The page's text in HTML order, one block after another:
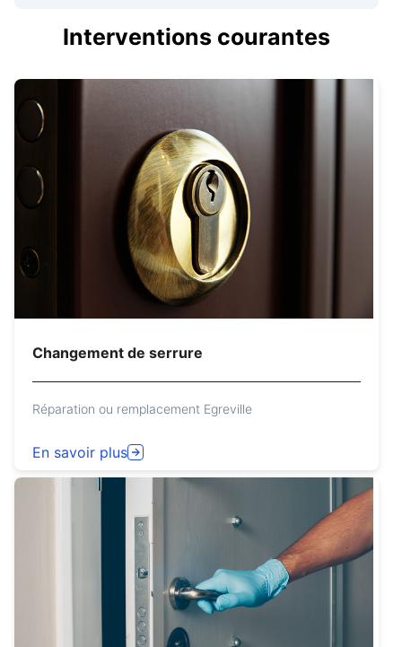
Interventions courantes
Changement de serrure
Réparation ou remplacement Egreville
En savoir plus